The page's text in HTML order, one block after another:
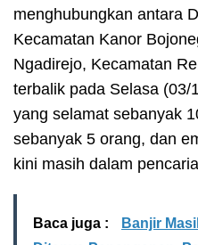
menghubungkan antara
Kecamatan Kanor
Ngadirejo, Kecamatan
terbalik pada Selasa (03/
yang selamat sebanyak
sebanyak 5 orang, dan
kini masih dalam
Baca juga :
Banjir